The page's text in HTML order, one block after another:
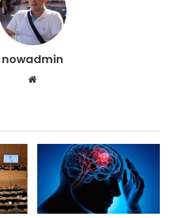
nowadmin
Website